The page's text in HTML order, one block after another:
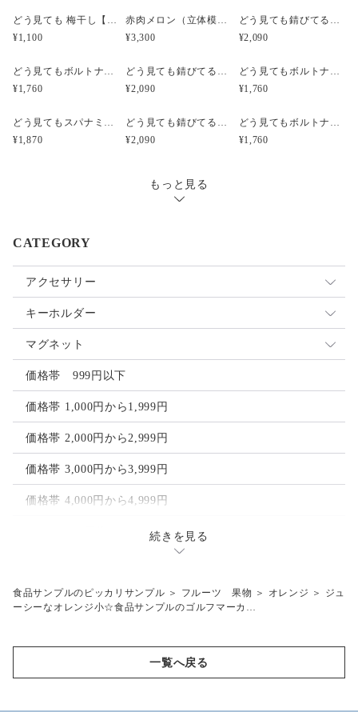
どう見ても 梅干し【みつ漬け】）（立体模型）☆リアルな食品サンプルのキーホルダー
¥1,100
赤肉メロン（立体模型）小サイズ☆リアルな食品サンプルのフルーツピアス
¥3,300
どう見ても錆びてるボルトナットのピアス（立体模型）☆ぺケ鉄TOOL☆リアルな工具模型のピアス
¥2,090
どう見てもボルトナットのピアス（立体模型）☆ぺケ鉄TOOL☆リアルな工具模型のピアス
¥1,760
どう見ても錆びてるボルトナットのキーホルダー【SABI】（立体模型）☆ぺケ鉄TOOL☆リアルな工具模型のキーホルダー
¥2,090
どう見てもボルトナットのキーホルダー【無限ネジネジ】（立体模型）☆ぺケ鉄TOOL☆リアルな工具模型のキーホルダー
¥1,760
どう見てもスパナミニS67のピアス【シルバー】（立体模型）☆ぺケ鉄TOOL☆リアルな工具模型のピアス
¥1,870
どう見ても錆びてるボルトナットのイヤリング（立体模型）☆ぺケ鉄TOOL☆リアルな工具模型のイヤリング
¥2,090
どう見てもボルトナットのイヤリング（立体模型）☆ぺケ鉄TOOL☆リアルな工具模型のイヤリング
¥1,760
もっと見る
CATEGORY
アクセサリー
イヤリング
ピアス
ヘアアクセサリー
ヘアクリップ
ヘアゴム
キーホルダー
ストラップ
マグネット
ゴルフマーカー
価格帯 999円以下
価格帯 1,000円から1,999円
価格帯 2,000円から2,999円
価格帯 3,000円から3,999円
価格帯 4,000円から4,999円
オレンジ
梅干し
工具模型
続きを見る
食品サンプルのピッカリサンプル ＞ フルーツ 果物 ＞ オレンジ ＞
ジュ
ーシーなオレンジ小☆食品サンプルのゴルフマーカ…
一覧へ戻る